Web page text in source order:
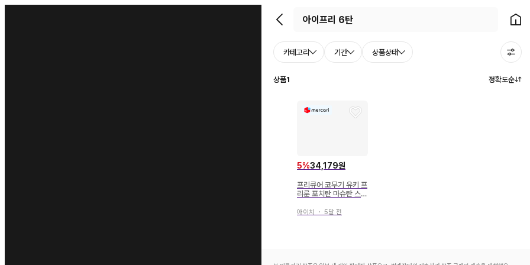
뒤로가기 홈으
카테고리 기간 상품상태
상품1 정확도순
5%34,179원
프리큐어 코무기 유키 프
리룬 포치탄 마슈탄 스윙
아이치 ・ 5달 전